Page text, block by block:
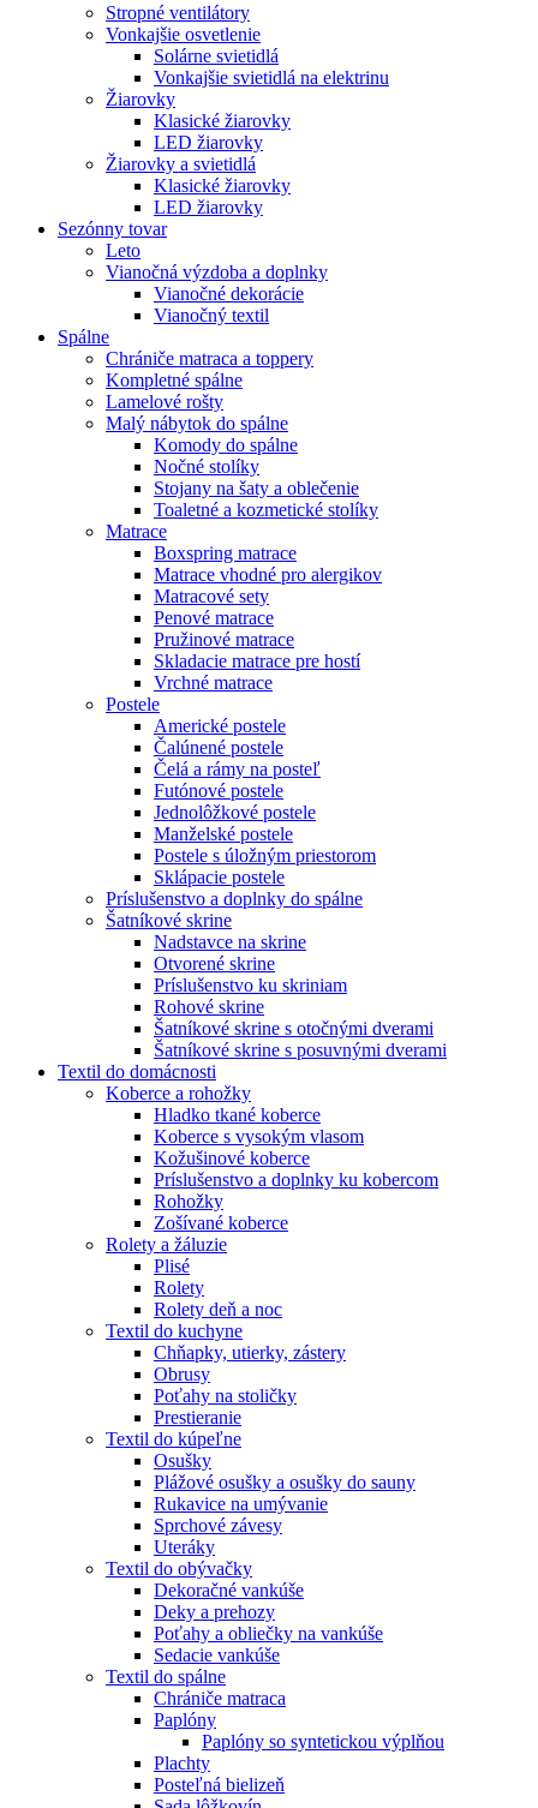
Stropné ventilátory
Vonkajšie osvetlenie
Solárne svietidlá
Vonkajšie svietidlá na elektrinu
Žiarovky
Klasické žiarovky
LED žiarovky
Žiarovky a svietidlá
Klasické žiarovky
LED žiarovky
Sezónny tovar
Leto
Vianočná výzdoba a doplnky
Vianočné dekorácie
Vianočný textil
Spálne
Chrániče matraca a toppery
Kompletné spálne
Lamelové rošty
Malý nábytok do spálne
Komody do spálne
Nočné stolíky
Stojany na šaty a oblečenie
Toaletné a kozmetické stolíky
Matrace
Boxspring matrace
Matrace vhodné pro alergikov
Matracové sety
Penové matrace
Pružinové matrace
Skladacie matrace pre hostí
Vrchné matrace
Postele
Americké postele
Čalúnené postele
Čelá a rámy na posteľ
Futónové postele
Jednolôžkové postele
Manželské postele
Postele s úložným priestorom
Sklápacie postele
Príslušenstvo a doplnky do spálne
Šatníkové skrine
Nadstavce na skrine
Otvorené skrine
Príslušenstvo ku skriniam
Rohové skrine
Šatníkové skrine s otočnými dverami
Šatníkové skrine s posuvnými dverami
Textil do domácnosti
Koberce a rohožky
Hladko tkané koberce
Koberce s vysokým vlasom
Kožušinové koberce
Príslušenstvo a doplnky ku kobercom
Rohožky
Zošívané koberce
Rolety a žáluzie
Plisé
Rolety
Rolety deň a noc
Textil do kuchyne
Chňapky, utierky, zástery
Obrusy
Poťahy na stoličky
Prestieranie
Textil do kúpeľne
Osušky
Plážové osušky a osušky do sauny
Rukavice na umývanie
Sprchové závesy
Uteráky
Textil do obývačky
Dekoračné vankúše
Deky a prehozy
Poťahy a obliečky na vankúše
Sedacie vankúše
Textil do spálne
Chrániče matraca
Paplóny
Paplóny so syntetickou výplňou
Plachty
Posteľná bielizeň